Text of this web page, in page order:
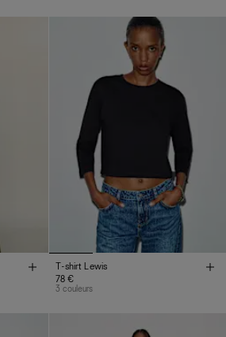
T-shirt Lewis
78 €
3 couleurs